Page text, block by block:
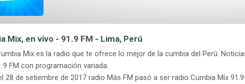
Mix, en vivo - 91.9 FM - Lima, Perú
Mix es la radio que te ofrece lo mejor de la cumbia del Perú.
FM con programación variada.
28 de setiembre de 2017 radio Más FM pasó a ser radio Cumbia Míx